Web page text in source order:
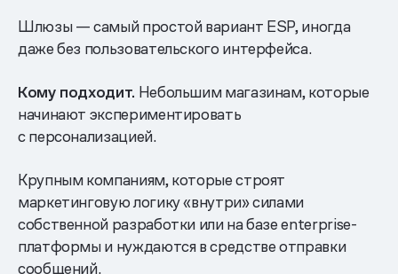
Шлюзы — самый простой вариант ESP, иногда
даже без пользовательского интерфейса.
Кому подходит. Небольшим магазинам, которые
начинают экспериментировать
с персонализацией.
Крупным компаниям, которые строят
маркетинговую логику «внутри» силами
собственной разработки или на базе enterprise-
платформы и нуждаются в средстве отправки
сообщений.